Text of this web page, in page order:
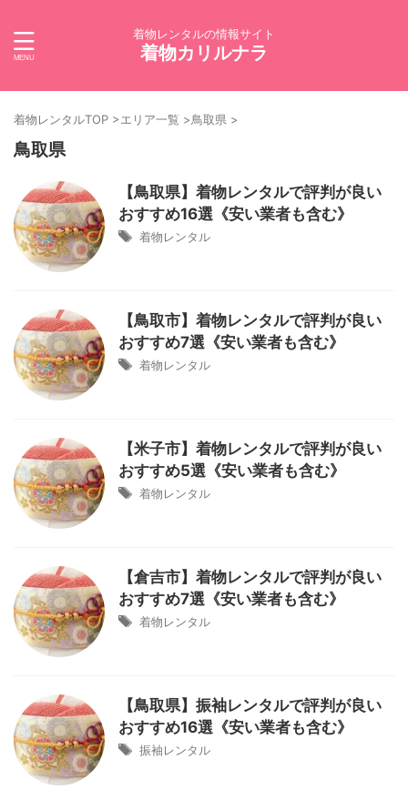
着物レンタルの情報サイト
着物カリルナラ
着物レンタルTOP >エリア一覧 >鳥取県 >
鳥取県
【鳥取県】着物レンタルで評判が良い
おすすめ16選《安い業者も含む》
着物レンタル
【鳥取市】着物レンタルで評判が良い
おすすめ7選《安い業者も含む》
着物レンタル
【米子市】着物レンタルで評判が良い
おすすめ5選《安い業者も含む》
着物レンタル
【倉吉市】着物レンタルで評判が良い
おすすめ7選《安い業者も含む》
着物レンタル
【鳥取県】振袖レンタルで評判が良い
おすすめ16選《安い業者も含む》
振袖レンタル